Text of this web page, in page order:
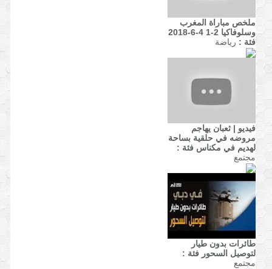
ملخص مباراة المغرب
وسلوفاكيا 2-1 4-6-2018
فئة : رياضة
فيديو | ثعبان يهاجم
مروضه في حلقية بساحة
لهديم في مكناس فئة :
مجتمع
طائرات بدون طيار
لتوصيل السحور فئة :
مجتمع